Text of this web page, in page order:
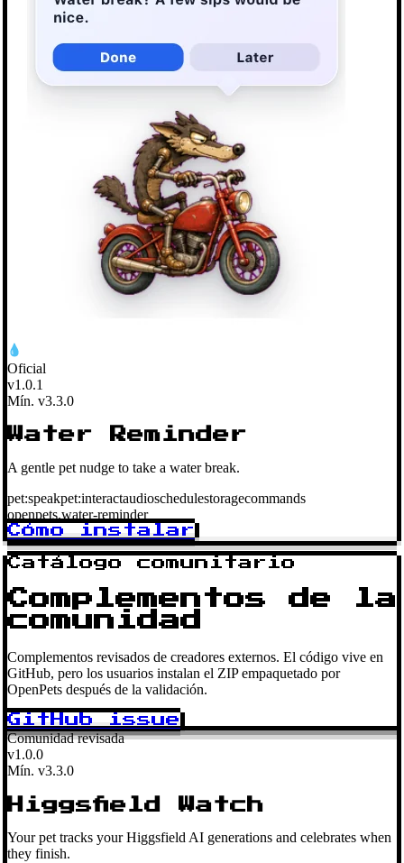
Oficial
v1.0.1
Mín. v3.3.0
Water Reminder
A gentle pet nudge to take a water break.
pet:speakpet:interactaudioschedulestoragecommands
openpets.water-reminder
Cómo instalar
Catálogo comunitario
Complementos de la
comunidad
Complementos revisados de creadores externos. El código vive en
GitHub, pero los usuarios instalan el ZIP empaquetado por
OpenPets después de la validación.
GitHub issue
Comunidad revisada
v1.0.0
Mín. v3.3.0
Higgsfield Watch
Your pet tracks your Higgsfield AI generations and celebrates when
they finish.